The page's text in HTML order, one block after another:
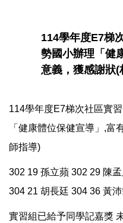
114學年度E7梯
勢國小辦理「健
意義，獲感謝狀(
114學年度E7梯次社區實
「健康體位保健宣導」,富
師指導)
302 19 孫立蘋 302 29 陳
304 21 胡長廷 304 36 黃
實習組已給予同學記嘉獎